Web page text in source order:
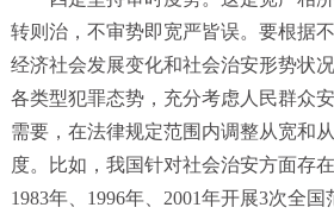
转则治，不审势即宽严皆误。要根据
经济社会发展变化和社会治安形势状
各类型犯罪态势，充分考虑人民群众
需要，在法律规定范围内调整从宽和
度。比如，我国针对社会治安方面存
1983年、1996年、2001年开展3次全